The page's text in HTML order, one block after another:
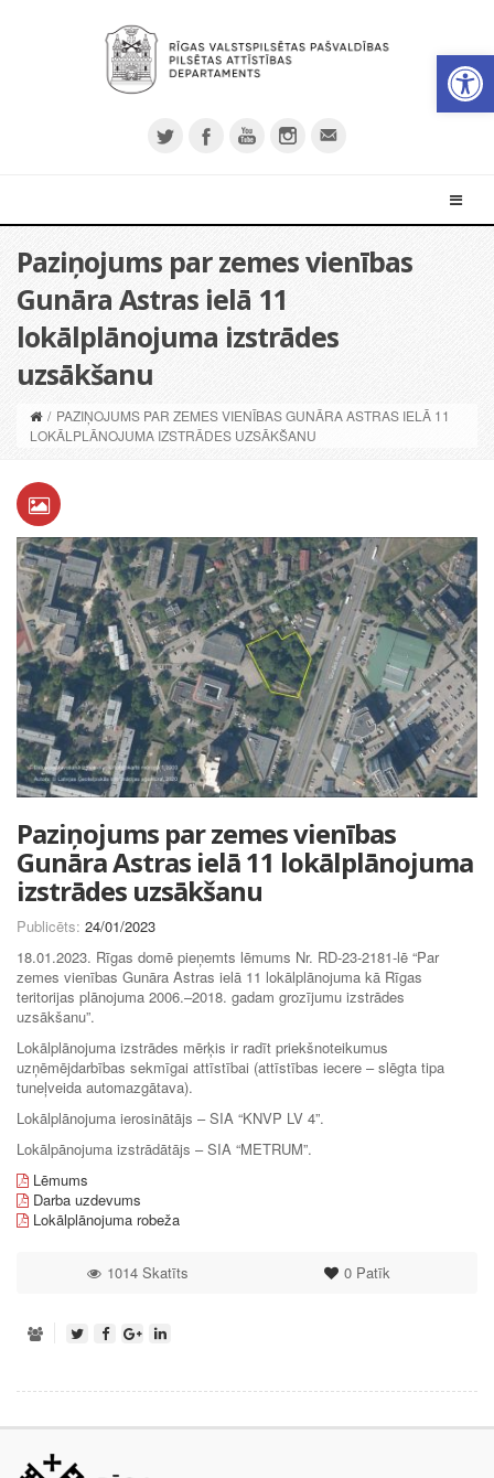
Paziņojums par zemes vienības
Gunāra Astras ielā 11
lokālplānojuma izstrādes
uzsākšanu
/ PAZIŅOJUMS PAR ZEMES VIENĪBAS GUNĀRA ASTRAS IELĀ 11
LOKĀLPLĀNOJUMA IZSTRĀDES UZSĀKŠANU
Paziņojums par zemes vienības
Gunāra Astras ielā 11 lokālplānojuma
izstrādes uzsākšanu
Publicēts: 24/01/2023
18.01.2023. Rīgas domē pieņemts lēmums Nr. RD-23-2181-lē “Par
zemes vienības Gunāra Astras ielā 11 lokālplānojuma kā Rīgas
teritorijas plānojuma 2006.–2018. gadam grozījumu izstrādes
uzsākšanu”.
Lokālplānojuma izstrādes mērķis ir radīt priekšnoteikumus
uzņēmējdarbības sekmīgai attīstībai (attīstības iecere – slēgta tipa
tuneļveida automazgātava).
Lokālplānojuma ierosinātājs – SIA “KNVP LV 4”.
Lokālpānojuma izstrādātājs – SIA “METRUM”.
Lēmums
Darba uzdevums
Lokālplānojuma robeža
0Patīk
1014 Skatīts